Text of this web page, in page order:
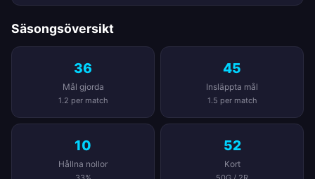
Säsongsöversikt
36
Mål gjorda
1.2 per match
45
Insläppta mål
1.5 per match
10
Hållna nollor
52
Kort